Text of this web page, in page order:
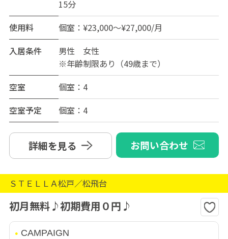
15分
使用料
個室：¥23,000～¥27,000/月
入居条件
男性 女性
※年齢制限あり（49歳まで）
空室
個室：4
空室予定
個室：4
詳細を見る お問い合わせ
ＳＴＥＬＬＡ松戸／松飛台
初月無料♪初期費用０円♪
CAMPAIGN